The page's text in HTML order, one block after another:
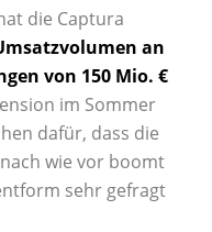
die Captura
an
von 150 Mio. €
im Sommer
dafür, dass die
wie vor boomt
sehr gefragt